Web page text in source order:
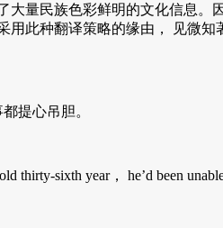
量民族色彩鲜明的文化信息。
此种翻译策略的缘由， 见微知
提心吊胆。
sixth year， he’d been